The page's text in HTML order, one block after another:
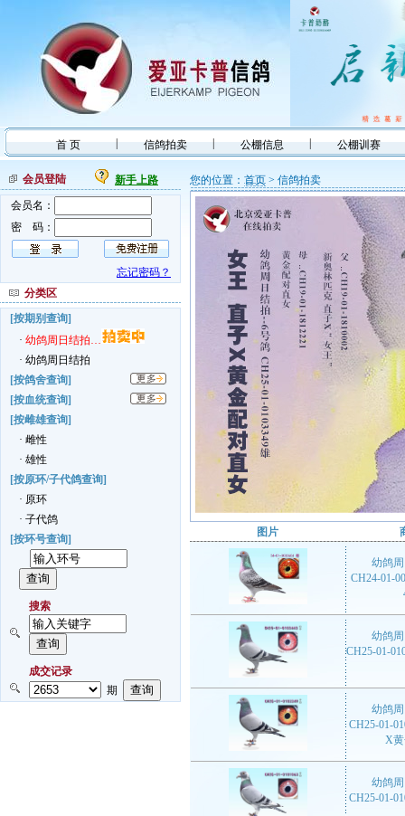
首 页 信鸽拍卖 公棚信息 公棚训赛
会员登陆
新手上路
会员名：
密 码：
忘记密码？
分类区
[按期别查询]
· 幼鸽周日结拍…
· 幼鸽周日结拍
[按鸽舍查询]
[按血统查询]
[按雌雄查询]
· 雌性
· 雄性
[按原环/子代鸽查询]
· 原环
· 子代鸽
[按环号查询]
搜索
成交记录
期
您的位置： 首页 > 信鸽拍卖
图片
幼鸽
CH24-01-
幼鸽
CH25-01-
幼鸽
CH25-01-
X
幼鸽
CH25-01-